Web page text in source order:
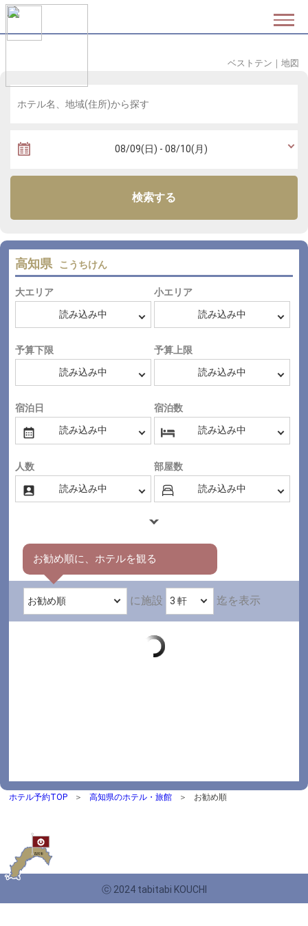
地図
｜
ベストテン
検索する
高知県 こうちけん
大エリア 小エリア
予算下限 予算上限
宿泊日 宿泊数
人数 部屋数
お勧め順に、ホテルを観る
に施設 迄を表示
ホテル予約TOP 高知県のホテル・旅館 お勧め順
ⓒ 2024 tabitabi KOUCHI